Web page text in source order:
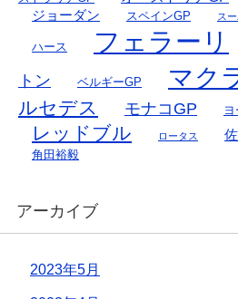
ジョーダン スペインGP ス
ハース フェラーリ
トン
ベルギーGP マク
ルセデス
モナコGP
レッドブル ロータス
角田裕毅
アーカイブ
2023年5月